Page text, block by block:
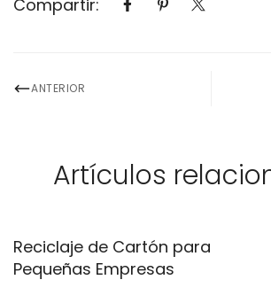
Compartir:
ANTERIOR
Artículos
Reciclaje de Cartón para
Pequeñas Empresas